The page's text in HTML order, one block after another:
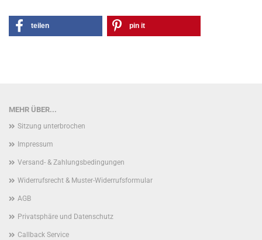
teilen pin it
MEHR ÜBER...
Sitzung unterbrochen
Impressum
Versand- & Zahlungsbedingungen
Widerrufsrecht & Muster-Widerrufsformular
AGB
Privatsphäre und Datenschutz
Callback Service